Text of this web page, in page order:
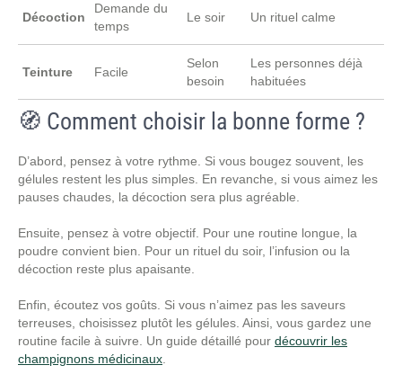
Décoction
Demande du
temps
Le soir Un rituel calme
Teinture Facile
Selon
besoin
Les personnes déjà
habituées
🧭 Comment choisir la bonne forme ?
D’abord, pensez à votre rythme. Si vous bougez souvent, les
gélules restent les plus simples. En revanche, si vous aimez les
pauses chaudes, la décoction sera plus agréable.
Ensuite, pensez à votre objectif. Pour une routine longue, la
poudre convient bien. Pour un rituel du soir, l’infusion ou la
décoction reste plus apaisante.
Enfin, écoutez vos goûts. Si vous n’aimez pas les saveurs
terreuses, choisissez plutôt les gélules. Ainsi, vous gardez une
routine facile à suivre. Un guide détaillé pour découvrir les
champignons médicinaux